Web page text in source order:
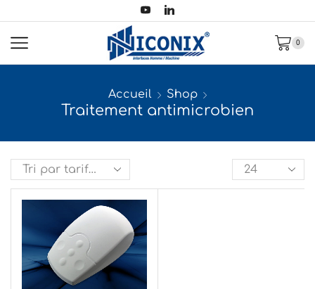
0
Accueil Shop
Traitement antimicrobien